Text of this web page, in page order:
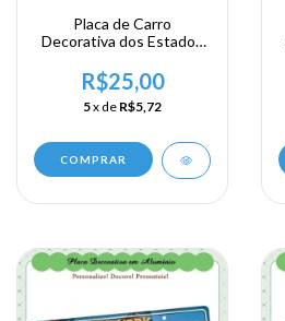
Placa de Carro
Decorativa dos Estados
New York
R$25,00
5x de R$5,72
COMPRAR